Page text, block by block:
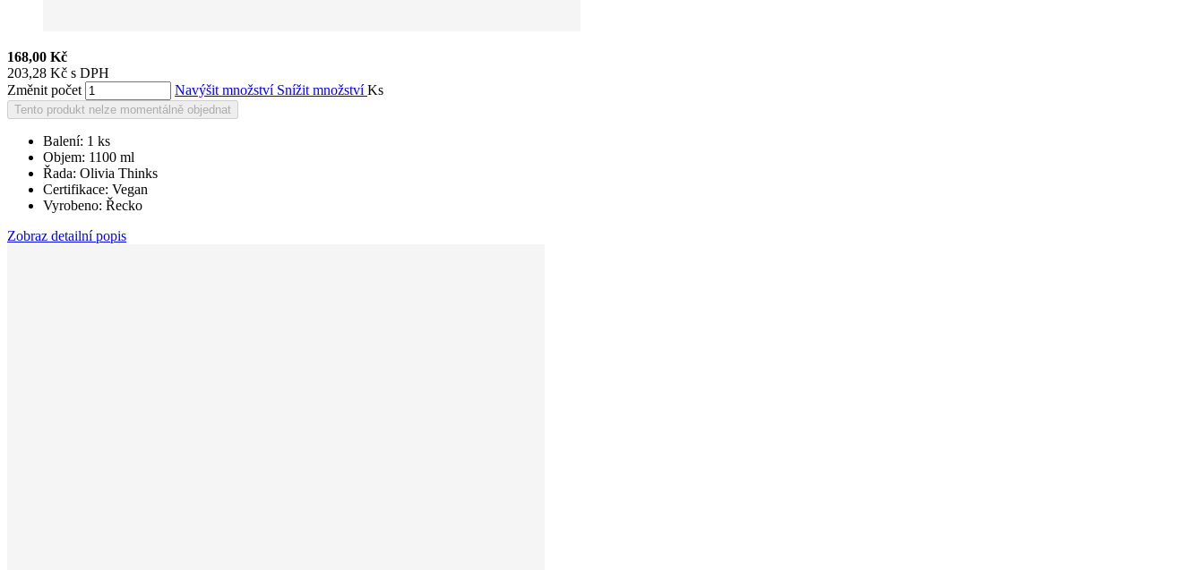
168,00 Kč
203,28 Kč s DPH
Změnit počet
Navýšit množství Snížit množstvíKs
Tento produkt nelze momentálně objednat
Balení: 1 ks
Objem: 1100 ml
Řada: Olivia Thinks
Certifikace: Vegan
Vyrobeno: Řecko
Zobraz detailní popis